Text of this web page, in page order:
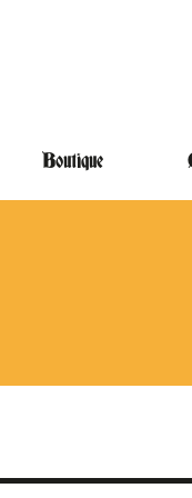
Boutique